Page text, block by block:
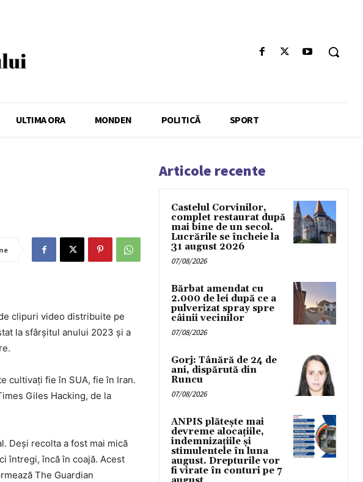
ULTIMA ORA MONDEN POLITICĂ SPORT
clipuri video distribuite pe
la sfârșitul anului 2023 și a
cultivați fie în SUA, fie în Iran.
Giles Hacking, de la
Deși recolta a fost mai mică
întregi, încă în coajă. Acest
The Guardian
Articole recente
Castelul Corvinilor,
complet restaurat după
mai bine de un secol.
Lucrările se încheie la
31 august 2026
07/08/2026
Bărbat amendat cu
2.000 de lei după ce a
pulverizat spray spre
câinii vecinilor
07/08/2026
Gorj: Tânără de 24 de
ani, dispărută din
Runcu
07/08/2026
ANPIS plătește mai
devreme alocațiile,
indemnizațiile și
stimulentele în luna
august. Drepturile vor
fi virate în conturi pe 7